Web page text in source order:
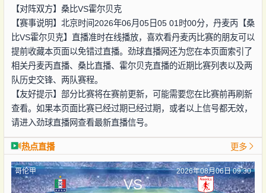
【对阵双方】 桑比VS霍尔贝克
【赛事说明】北京时间2026年06月05日05 01时00分，丹麦丙【桑
比VS霍尔贝克】直播准时在线播放，喜欢看丹麦丙比赛的朋友可以
提前收藏本页面以免错过直播。劲球直播网还为您在本页面索引了
相关丹麦丙直播、桑比直播、霍尔贝克直播的近期比赛列表以及两
队历史交锋、两队赛程。
【友好提示】部分比赛将在赛前更新，可能需要您在比赛前再刷新
查看。如果本页面比赛已经过期已经过期，或者以上信号都无效，
请进入劲球直播网查看最新直播信号。
热点直播 更多
哥伦甲 2026年08月06日 09:30
VS